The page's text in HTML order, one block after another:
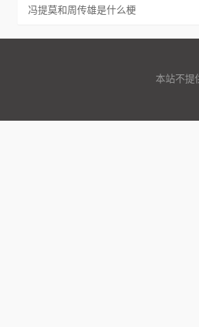
冯提莫和周传雄是什么梗
本站不提